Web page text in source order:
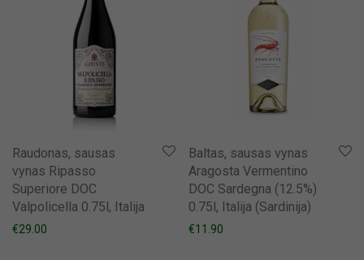
Raudonas, sausas
vynas Ripasso
Superiore DOC
Valpolicella 0.75l, Italija
€29.00
Baltas, sausas vynas
Aragosta Vermentino
DOC Sardegna (12.5%)
0.75l, Italija (Sardinija)
€11.90